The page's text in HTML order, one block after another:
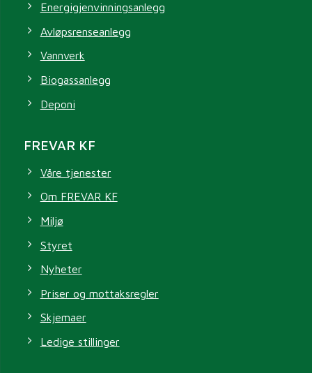
Energigjenvinningsanlegg
Avløpsrenseanlegg
Vannverk
Biogassanlegg
Deponi
FREVAR KF
Våre tjenester
Om FREVAR KF
Miljø
Styret
Nyheter
Priser og mottaksregler
Skjemaer
Ledige stillinger